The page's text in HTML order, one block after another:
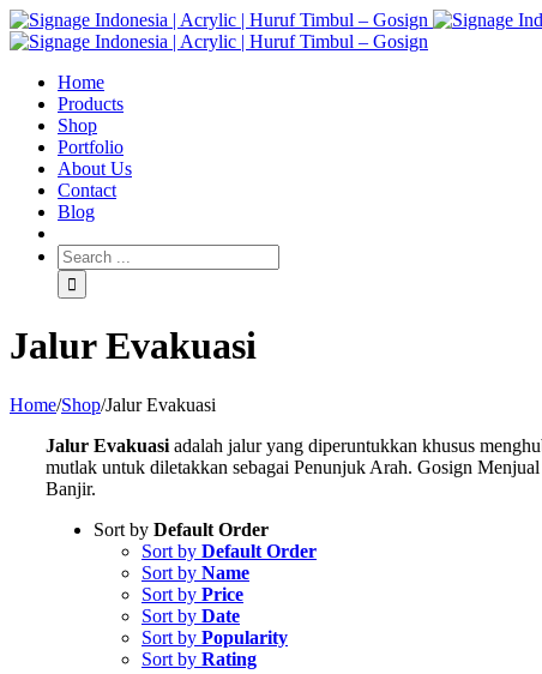
Home
Products
Shop
Portfolio
About Us
Contact
Blog
Jalur Evakuasi
Home/Shop/Jalur Evakuasi
Jalur Evakuasi adalah jalur yang diperuntukkan khusus
mutlak untuk diletakkan sebagai Penunjuk Arah. Gosign
Banjir.
Sort by Default Order
Sort by Default Order
Sort by Name
Sort by Price
Sort by Date
Sort by Popularity
Sort by Rating